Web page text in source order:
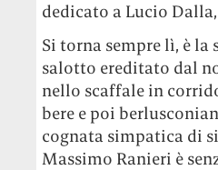
dedicato a Lucio
Si torna sempre lì, è
salotto ereditato dal
nello scaffale in
bere e poi
cognata simpatica di
Massimo Ranieri è